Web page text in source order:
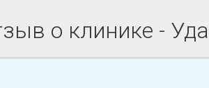
о клинике -